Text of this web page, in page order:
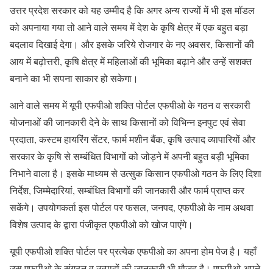
उत्तर प्रदेश सरकार को यह उम्मीद है कि अगर अन्य राज्यों में भी इस मॉडल
को अपनाया गया तो आने वाले समय में देश के कृषि क्षेत्र में एक बहुत बड़ा
बदलाव दिखाई देगा। और इसके जरिये रोजगार के नए अवसर, किसानों की
आय में बढ़ोत्तरी, कृषि क्षेत्र में महिलाओं की भूमिका बढ़ाने और उन्हें सशक्त
बनाने का भी सपना साकार हो सकेगा।
आने वाले समय में यूपी एफपीओ शक्ति पोर्टल एफपीओ के गठन व सरकारी
योजनाओं की जानकारी देने के साथ किसानों को विभिन्न इनपुट एवं सेवा
प्रदाता, कस्टम हायरिंग सेंटर, फार्म मशीन बैंक, कृषि उत्पाद व्यापारियों और
सरकार के कृषि से सम्बंधित विभागों को जोड़ने में अपनी बहुत बड़ी भूमिका
निभाने वाला है। इसके माध्यम से उत्सुक किसान एफपीओ गठन के लिए दिशा
निर्देश, जिम्मेदारियां, सम्बंधित विभागों की जानकारी और फार्म प्राप्त कर
सकेंगे। उपयोगकर्ता इस पोर्टल पर फसल, जनपद, एफपीओ के नाम अथवा
विशेष उत्पाद के द्वारा पंजीकृत एफपीओ को खोज पाएंगे।
यूपी एफपीओ शक्ति पोर्टल पर प्रत्येक एफपीओ का अपना होम पेज है। यहाँ